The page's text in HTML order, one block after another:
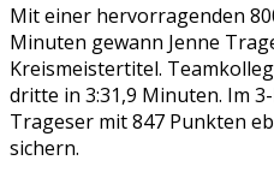
Mit einer hervorragenden
Minuten gewann Jenne
Kreismeistertitel.
dritte in 3:31,9 Minuten. Im
Trageser mit 847 Punkten
sichern.